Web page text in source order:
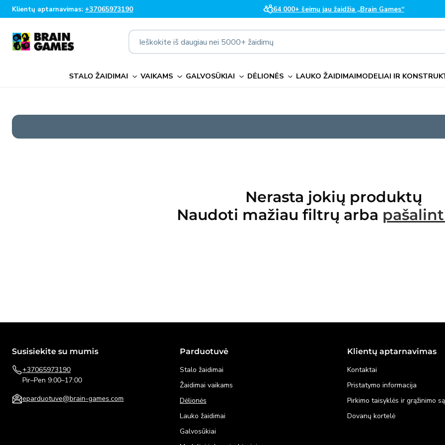
Eiti į
turinį
Klientų aptarnavimas: +37065973190 64 000+ šeimų jau žaidžia „Brain Games“
Ieškokite iš daugiau nei 5000+ žaidimų
STALO ŽAIDIMAI VAIKAMS GALVOSŪKIAI DĖLIONĖS LAUKO ŽAIDIMAIMODELIAI IR
Nerasta jokių produktų
Naudoti mažiau filtrų arba
Susisiekite su mumis
+37065973190
Pir–Pen 9:00–17:00
eparduotuve@brain-games.com
Parduotuvė
Stalo žaidimai
Žaidimai vaikams
Dėlionės
Lauko žaidimai
Galvosūkiai
Klientų aptarnavimas
Kontaktai
Pristatymo informacija
Pirkimo taisyklės ir grąžinimo
Dovanų kortelė